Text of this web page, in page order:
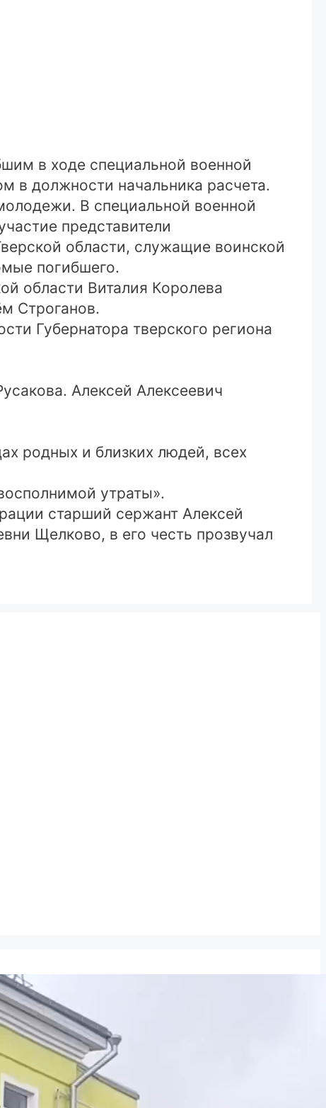
в ходе специальной военной
должности начальника расчета.
В специальной военной
представители
области, служащие воинской
погибшего.
области Виталия Королева
Строганов.
Губернатора тверского региона
Алексей Алексеевич
родных и близких людей, всех
утраты».
старший сержант Алексей
Щелково, в его честь прозвучал